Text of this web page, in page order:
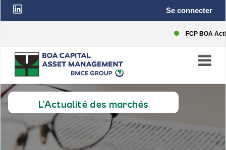
Aller
contenu
Top
User
account
menu
Se connecter
FCP BOA
L'Actualité des marchés